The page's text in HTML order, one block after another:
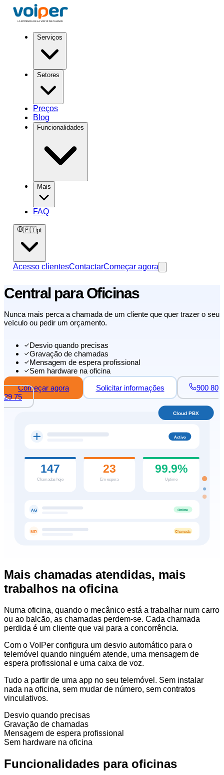
Serviços
Setores
Preços
Blog
Funcionalidades
Mais
FAQ
🇵🇹pt
Acesso clientesContactarComeçar agora
Central para Oficinas
Nunca mais perca a chamada de um cliente que quer trazer o seu
veículo ou pedir um orçamento.
Desvio quando precisas
Gravação de chamadas
Mensagem de espera profissional
Sem hardware na oficina
Começar agora
Solicitar informações
900 80
29 75
Activo
147
Chamadas hoje
23
Em espera
99.9%
Uptime
AG Online
MR Chamada
Cloud PBX
Mais chamadas atendidas, mais
trabalhos na oficina
Numa oficina, quando o mecânico está a trabalhar num carro
ou ao balcão, as chamadas perdem-se. Cada chamada
perdida é um cliente que vai para a concorrência.
Com o VoIPer configura um desvio automático para o
telemóvel quando ninguém atende, uma mensagem de
espera profissional e uma caixa de voz.
Tudo a partir de uma app no seu telemóvel. Sem instalar
nada na oficina, sem mudar de número, sem contratos
vinculativos.
Desvio quando precisas
Gravação de chamadas
Mensagem de espera profissional
Sem hardware na oficina
Funcionalidades para oficinas